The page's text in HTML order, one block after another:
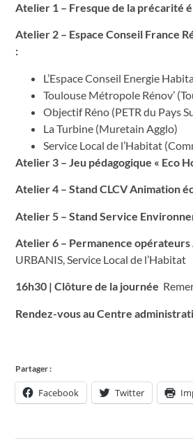
Atelier 1 – Fresque de la précarité
Atelier 2 – Espace Conseil France
:
L’Espace Conseil Energie
Toulouse Métropole Rénov’
Objectif Réno (PETR du Pays
La Turbine (Muretain Agglo)
Service Local de l’Habitat
Atelier 3 – Jeu pédagogique « Eco
Atelier 4 – Stand CLCV Animation
Atelier 5 – Stand Service
Atelier 6 – Permanence opérateurs
URBANIS, Service Local de l’Habitat
16h30 | Clôture de la journée
Rendez-vous au Centre
Partager :
Facebook Twitter